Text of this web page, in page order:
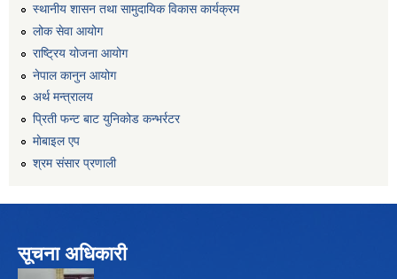
स्थानीय शासन तथा सामुदायिक विकास कार्यक्रम
लोक सेवा आयोग
राष्ट्रिय योजना आयोग
नेपाल कानुन आयोग
अर्थ मन्त्रालय
प्रिती फन्ट बाट युनिकोड कन्भर्रटर
माेबाइल एप
श्रम संसार प्रणाली
सूचना अधिकारी